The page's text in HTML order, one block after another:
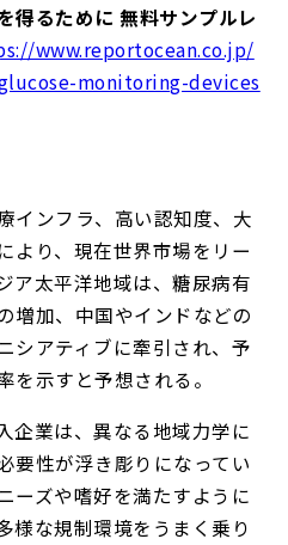
得るために 無料サンプルレ
www.reportocean.co.jp/
monitoring-devices
インフラ、高い認知度、大
より、現在世界市場をリー
ア太平洋地域は、糖尿病有
増加、中国やインドなどの
シアティブに牽引され、予
を示すと予想される。
企業は、異なる地域力学に
要性が浮き彫りになってい
ーズや嗜好を満たすように
様な規制環境をうまく乗り